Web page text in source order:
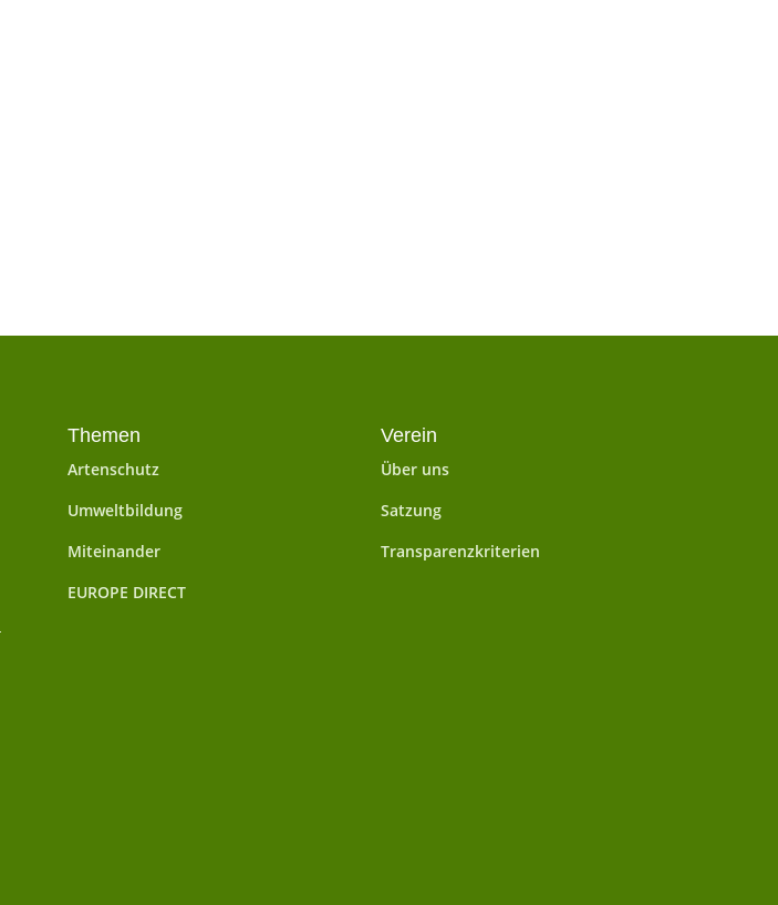
Themen
Artenschutz
Umweltbildung
Miteinander
EUROPE DIRECT
Verein
Über uns
Satzung
Transparenzkriterien